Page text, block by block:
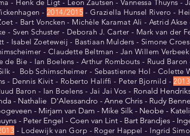
- Henk de Ligt - Leon Zautsen - Vannessa Thuyns -
- 2014/2015 - Graziella Hunsel Rivero -
- Bart Voncken - Michèle Karamat Ali - Astrid
- Sven Schuster - Deborah J. Carter - Mark van der
- Isabel Zoeteweij - Bastiaan Mulders - Simone
- Claudette Beltman - Jan Willem
de Bie - Ian Boelens - Arthur Rombouts - Ruud
- Bob Schimscheimer - Sebastienne Hol - Colette
- Dennis Kivit - Roberto Haliffi - Peter Bjornild -
Baron - Ian Boelens - Jai Jai Vos - Ronald
- Nathalie D'Alessandro - Anne Chris - Rudy
- Mirjam van Dam - Mike Silk - Neobe -
- Peter Engel - Coen van Lint - Bart Brandjes -
- Lodewijk van Gorp - Roger Happel - Ingrid